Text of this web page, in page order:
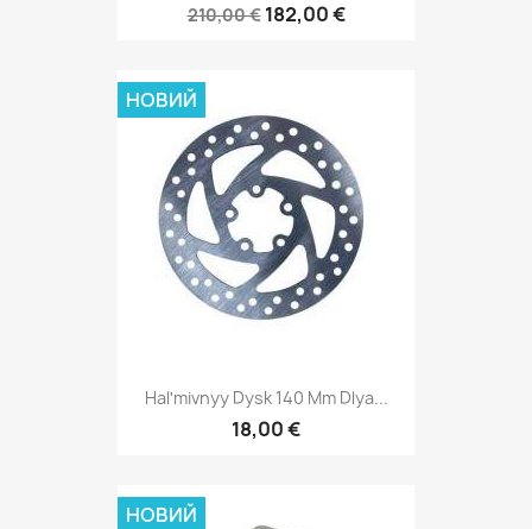
210,00 € 182,00 €
Halʹmivnyy Dysk 140 Mm Dlya...
18,00 €
НОВИЙ
НОВИЙ